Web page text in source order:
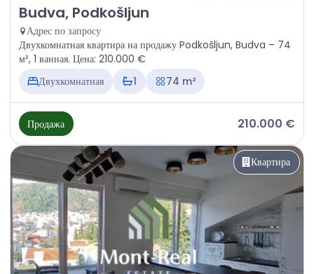
Продажа - Квартира Budva, Podkošljun
Budva, Podkošljun
Адрес по запросу
Двухкомнатная квартира на продажу Podkošljun, Budva – 74
м², 1 ванная. Цена: 210.000 €
Двухкомнатная
1 74 m²
Продажа 210.000 €
Квартира